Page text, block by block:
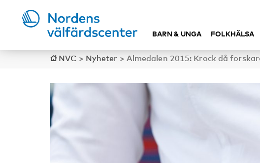
BARN & UNGA FOLKHÄLSA
NVC > Nyheter > Almedalen 2015: Krock då